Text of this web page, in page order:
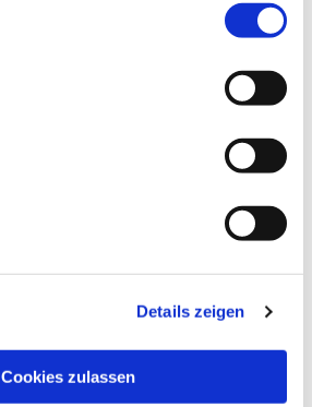
Details zeigen
Cookies zulassen